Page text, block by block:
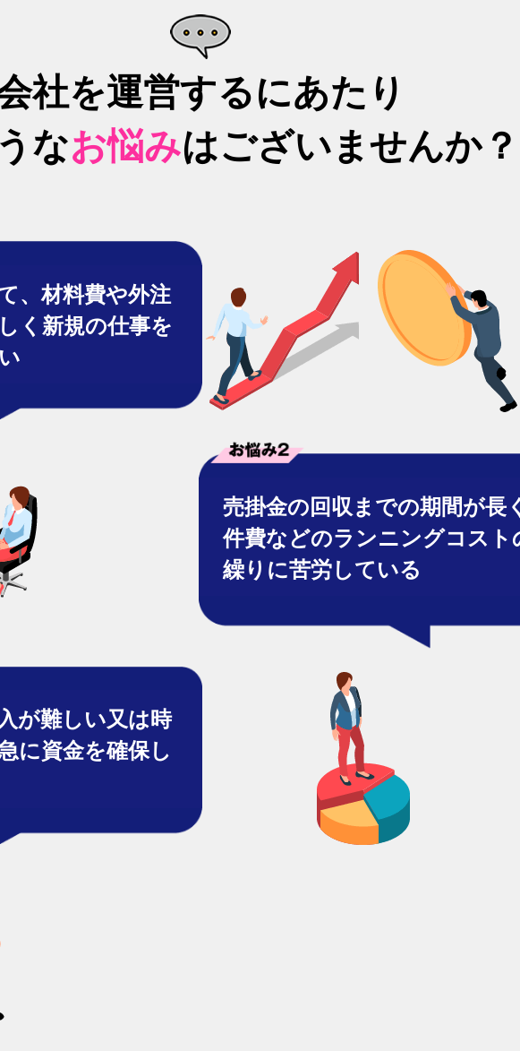
社を運営するにあたり
なお悩みはございませんか？
、材料費や外注
く新規の仕事を
売掛金の回収までの期間が長
件費などのランニングコスト
繰りに苦労している
が難しい又は時
に資金を確保し